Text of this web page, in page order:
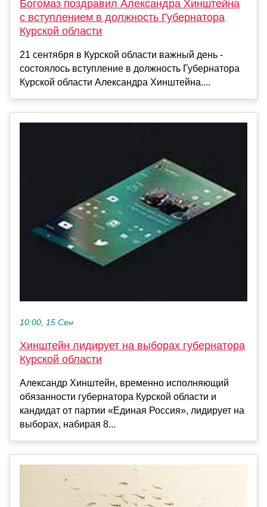
Богомаз поздравил Александра Хинштейна
с вступлением в должность Губернатора
Курской области
21 сентября в Курской области важный день -
состоялось вступление в должность Губернатора
Курской области Александра Хинштейна....
10:00, 15 Сен
Хинштейн лидирует на выборах губернатора
Курской области
Александр Хинштейн, временно исполняющий
обязанности губернатора Курской области и
кандидат от партии «Единая Россия», лидирует на
выборах, набирая 8...